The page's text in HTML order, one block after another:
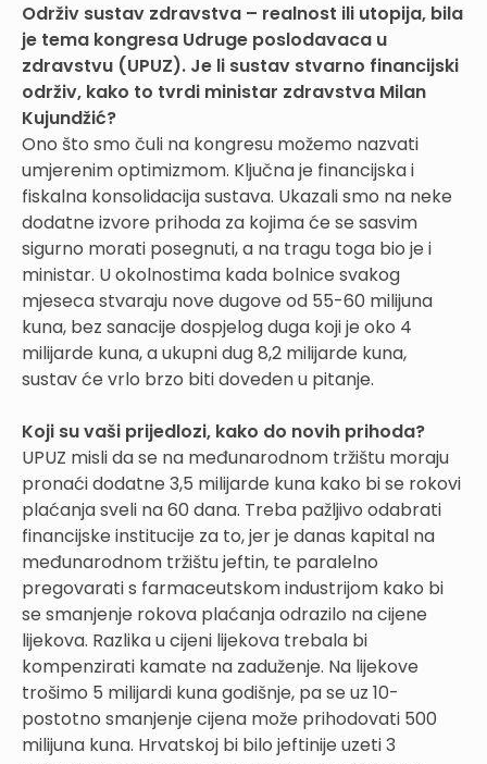
Održiv sustav zdravstva – realnost ili utopija, bila
je tema kongresa Udruge poslodavaca u
zdravstvu (UPUZ). Je li sustav stvarno financijski
održiv, kako to tvrdi ministar zdravstva Milan
Kujundžić?
Ono što smo čuli na kongresu možemo nazvati
umjerenim optimizmom. Ključna je financijska i
fiskalna konsolidacija sustava. Ukazali smo na neke
dodatne izvore prihoda za kojima će se sasvim
sigurno morati posegnuti, a na tragu toga bio je i
ministar. U okolnostima kada bolnice svakog
mjeseca stvaraju nove dugove od 55-60 milijuna
kuna, bez sanacije dospjelog duga koji je oko 4
milijarde kuna, a ukupni dug 8,2 milijarde kuna,
sustav će vrlo brzo biti doveden u pitanje.
Koji su vaši prijedlozi, kako do novih prihoda?
UPUZ misli da se na međunarodnom tržištu moraju
pronaći dodatne 3,5 milijarde kuna kako bi se rokovi
plaćanja sveli na 60 dana. Treba pažljivo odabrati
financijske institucije za to, jer je danas kapital na
međunarodnom tržištu jeftin, te paralelno
pregovarati s farmaceutskom industrijom kako bi
se smanjenje rokova plaćanja odrazilo na cijene
lijekova. Razlika u cijeni lijekova trebala bi
kompenzirati kamate na zaduženje. Na lijekove
trošimo 5 milijardi kuna godišnje, pa se uz 10-
postotno smanjenje cijena može prihodovati 500
milijuna kuna. Hrvatskoj bi bilo jeftinije uzeti 3